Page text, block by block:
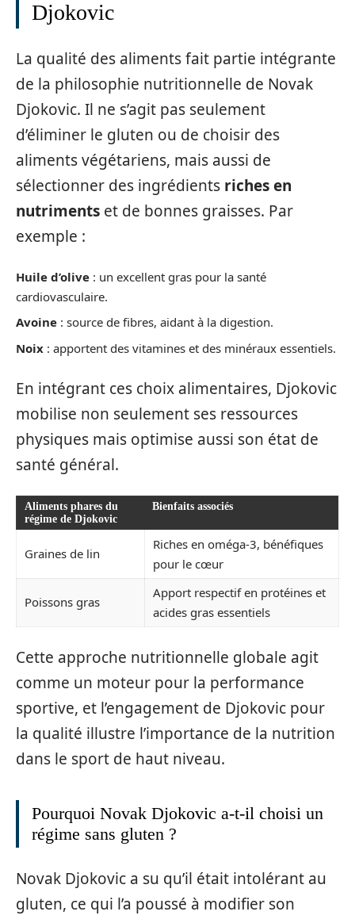
Djokovic
La qualité des aliments fait partie intégrante
de la philosophie nutritionnelle de Novak
Djokovic. Il ne s’agit pas seulement
d’éliminer le gluten ou de choisir des
aliments végétariens, mais aussi de
sélectionner des ingrédients riches en
nutriments et de bonnes graisses. Par
exemple :
Huile d’olive : un excellent gras pour la santé
cardiovasculaire.
Avoine : source de fibres, aidant à la digestion.
Noix : apportent des vitamines et des minéraux essentiels.
En intégrant ces choix alimentaires, Djokovic
mobilise non seulement ses ressources
physiques mais optimise aussi son état de
santé général.
Aliments phares du
régime de Djokovic
Bienfaits associés
Graines de lin
Riches en oméga-3, bénéfiques
pour le cœur
Poissons gras
Apport respectif en protéines et
acides gras essentiels
Cette approche nutritionnelle globale agit
comme un moteur pour la performance
sportive, et l’engagement de Djokovic pour
la qualité illustre l’importance de la nutrition
dans le sport de haut niveau.
Pourquoi Novak Djokovic a-t-il choisi un
régime sans gluten ?
Novak Djokovic a su qu’il était intolérant au
gluten, ce qui l’a poussé à modifier son